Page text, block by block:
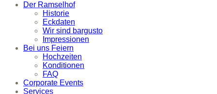
Der Ramselhof
Historie
Eckdaten
Wir sind bargusto
Impressionen
Bei uns Feiern
Hochzeiten
Konditionen
FAQ
Corporate Events
Services